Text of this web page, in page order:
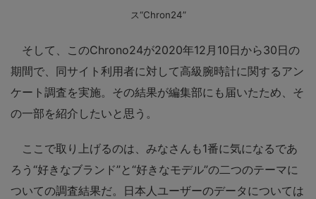
ス“Chron24”
そして、このChrono24が2020年12月10日から30日の
期間で、同サイト利用者に対して高級腕時計に関するアン
ケート調査を実施。その結果が編集部にも届いたため、そ
の一部を紹介したいと思う。
ここで取り上げるのは、みなさんも1番に気になるであ
ろう“好きなブランド”と“好きなモデル”の二つのテーマに
ついての調査結果だ。日本人ユーザーのデータについては